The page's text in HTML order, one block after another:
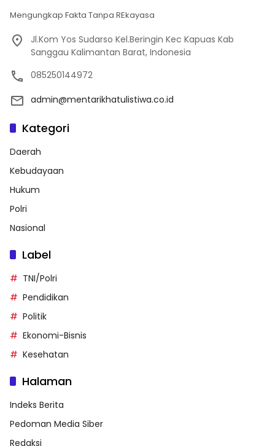
Mengungkap Fakta Tanpa REkayasa
Jl.Kom Yos Sudarso Kel.Beringin Kec Kapuas Kab
Sanggau Kalimantan Barat, Indonesia
085250144972
admin@mentarikhatulistiwa.co.id
Kategori
Daerah
Kebudayaan
Hukum
Polri
Nasional
Label
TNI/Polri
Pendidikan
Politik
Ekonomi-Bisnis
Kesehatan
Halaman
Indeks Berita
Pedoman Media Siber
Redaksi